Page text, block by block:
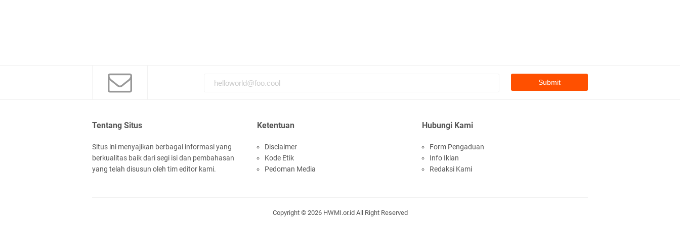
Admin ini pun menyerang dan menjelek2an
Rihandani Asy-Syifa' Hanun Khoirunnisa'
golongan yang selamat besuk di hari ki …
Tentang Situs
Situs ini menyajikan berbagai informasi yang
berkualitas baik dari segi isi dan pembahasan
yang telah disusun oleh tim editor kami.
Ketentuan
Disclaimer
Kode Etik
Pedoman Media
Hubungi Kami
Form Pengaduan
Info Iklan
Redaksi Kami
Copyright © 2026 HWMI.or.id All Right Reserved